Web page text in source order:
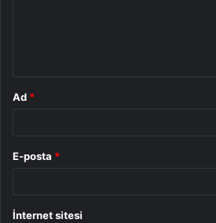
Ad *
E-posta *
İnternet sitesi